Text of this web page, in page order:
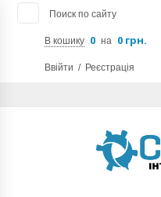
Поиск по сайту
В кошику 0 на 0 грн.
Ввійти / Реєстрація